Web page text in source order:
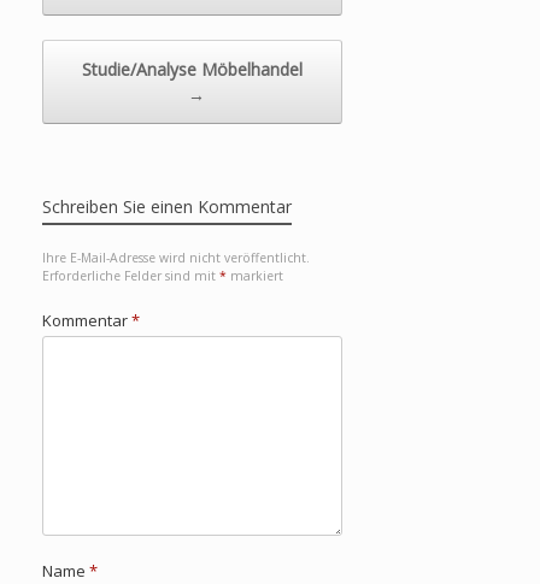
Studie/Analyse Möbelhandel
→
Schreiben Sie einen Kommentar
Ihre E-Mail-Adresse wird nicht veröffentlicht.
Erforderliche Felder sind mit * markiert
Kommentar*
Name *